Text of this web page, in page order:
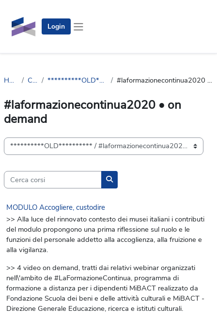
Login
Home Corsi **********OLD********** #laformazionecontinua2020 • on demand
#laformazionecontinua2020 • on
demand
Categorie di corso
Cerca corsi
Cerca corsi
MODULO Accogliere, custodire
>> Alla luce del rinnovato contesto dei musei italiani i contributi
del modulo propongono una prima riflessione sul ruolo e le
funzioni del personale addetto alla accoglienza, alla fruizione e
alla vigilanza.
>> 4 video on demand, tratti dai relativi webinar organizzati
nell\'ambito de #LaFormazioneContinua, programma di
formazione a distanza per i dipendenti MiBACT realizzato da
Fondazione Scuola dei beni e delle attività culturali e MiBACT -
Direzione Generale Educazione, ricerca e istituti culturali.